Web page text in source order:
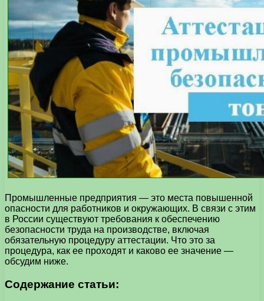
Промышленные предприятия — это места повышенной
опасности для работников и окружающих. В связи с этим
в России существуют требования к обеспечению
безопасности труда на производстве, включая
обязательную процедуру аттестации. Что это за
процедура, как ее проходят и каково ее значение —
обсудим ниже.
Содержание статьи: